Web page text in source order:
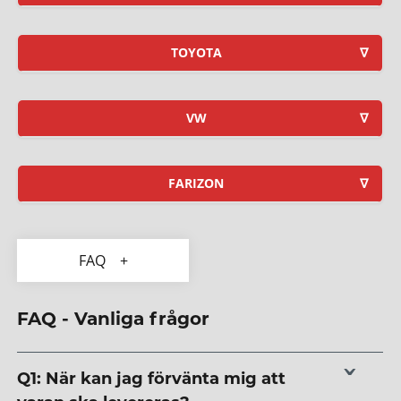
TOYOTA
VW
FARIZON
FAQ
FAQ - Vanliga frågor
Q1: När kan jag förvänta mig att